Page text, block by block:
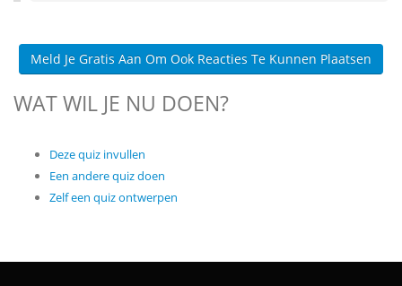
Meld Je Gratis Aan Om Ook Reacties Te Kunnen Plaatsen
WAT WIL JE NU DOEN?
Deze quiz invullen
Een andere quiz doen
Zelf een quiz ontwerpen